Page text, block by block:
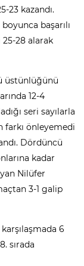
23 kazandı.
başarılı
28 alarak
üstünlüğünü
12-4
seri sayılarla
farkı önleyemedi
Dördüncü
kadar
Nilüfer
3-1 galip
6
sırada